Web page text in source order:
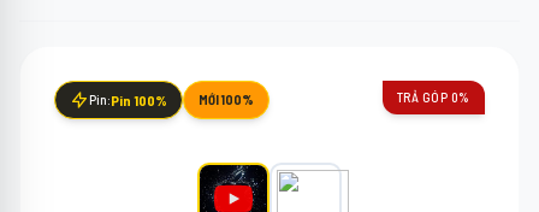
Pin:Pin 100% MỚI 100% TRẢ GÓP 0%